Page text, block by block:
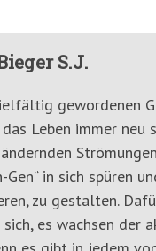
S.J.
gewordenen
Leben immer neu
Gen“ in sich spüren
zu gestalten.
es wachsen der